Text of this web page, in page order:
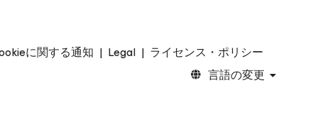
に関する通知 | Legal | ライセンス・ポリシー
言語の変更